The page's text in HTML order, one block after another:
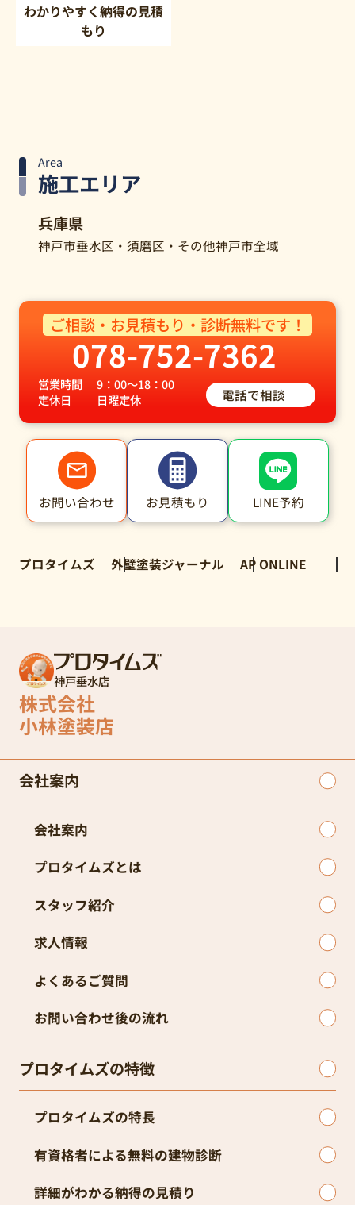
わかりやすく納得の見積
もり
施工エリア
Area
兵庫県
神戸市垂水区・須磨区・その他神戸市全域​
ご相談・お見積もり・診断無料です！
078-752-7362
営業時間
9：00～18：00
定休日
日曜定休 電話で相談
お問い合わせ お見積もり LINE予約
プロタイムズ 外壁塗装ジャーナル AP ONLINE
神戸垂水店
株式会社
小林塗装店
会社案内
会社案内
プロタイムズとは
スタッフ紹介
求人情報
よくあるご質問
お問い合わせ後の流れ
プロタイムズの特徴
プロタイムズの特長
有資格者による無料の建物診断
詳細がわかる納得の見積り